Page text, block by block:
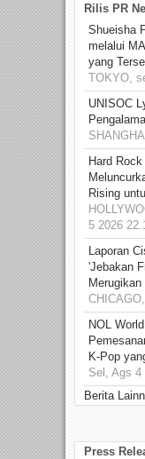
Rilis PR
Shueisha
melalui
yang
TOKYO,
UNISOC
Hard
Rising
5 2026
Laporan
'Jebakan
Merugikan
NOL
K-Pop
Sel, Ags 4
Berita
Press